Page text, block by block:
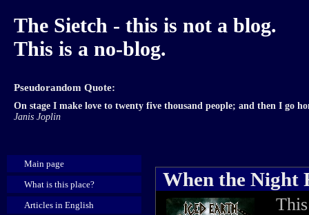
The Sietch - this is not a blog.
This is a no-blog.
Pseudorandom Quote:
On stage I make love to twenty five thousand people; and then I go
Janis Joplin
Main page
What is this place?
Articles in English
When the Night
This